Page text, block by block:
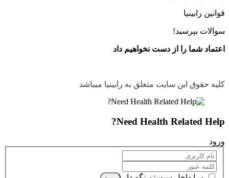
قوانین رابینیا
سوالات بپرسید!
اعتماد شما را از دست نخواهیم داد
کلیه حقوق این سایت متعلق به رابینیا میباشد
Need Health Related Help?
ورود